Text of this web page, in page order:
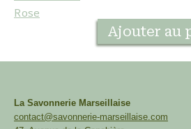
Ajouter au
La Savonnerie Marseillaise
contact@savonnerie-marseillaise.com